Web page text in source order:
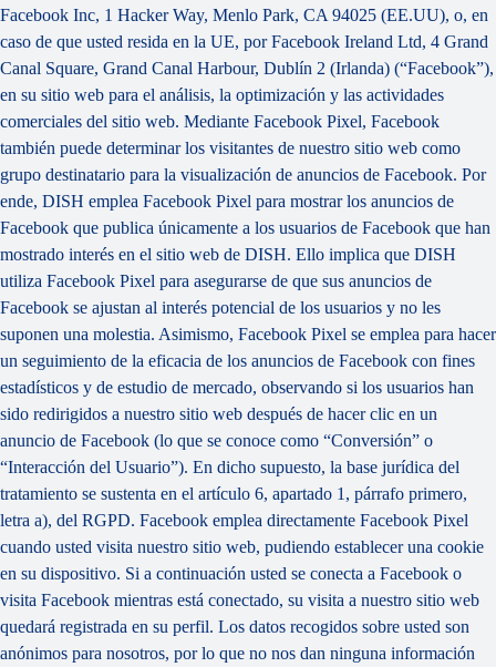
Facebook Inc, 1 Hacker Way, Menlo Park, CA 94025 (EE.UU), o, en
caso de que usted resida en la UE, por Facebook Ireland Ltd, 4 Grand
Canal Square, Grand Canal Harbour, Dublín 2 (Irlanda) (“Facebook”),
en su sitio web para el análisis, la optimización y las actividades
comerciales del sitio web. Mediante Facebook Pixel, Facebook
también puede determinar los visitantes de nuestro sitio web como
grupo destinatario para la visualización de anuncios de Facebook. Por
ende, DISH emplea Facebook Pixel para mostrar los anuncios de
Facebook que publica únicamente a los usuarios de Facebook que han
mostrado interés en el sitio web de DISH. Ello implica que DISH
utiliza Facebook Pixel para asegurarse de que sus anuncios de
Facebook se ajustan al interés potencial de los usuarios y no les
suponen una molestia. Asimismo, Facebook Pixel se emplea para hacer
un seguimiento de la eficacia de los anuncios de Facebook con fines
estadísticos y de estudio de mercado, observando si los usuarios han
sido redirigidos a nuestro sitio web después de hacer clic en un
anuncio de Facebook (lo que se conoce como “Conversión” o
“Interacción del Usuario”). En dicho supuesto, la base jurídica del
tratamiento se sustenta en el artículo 6, apartado 1, párrafo primero,
letra a), del RGPD. Facebook emplea directamente Facebook Pixel
cuando usted visita nuestro sitio web, pudiendo establecer una cookie
en su dispositivo. Si a continuación usted se conecta a Facebook o
visita Facebook mientras está conectado, su visita a nuestro sitio web
quedará registrada en su perfil. Los datos recogidos sobre usted son
anónimos para nosotros, por lo que no nos dan ninguna información